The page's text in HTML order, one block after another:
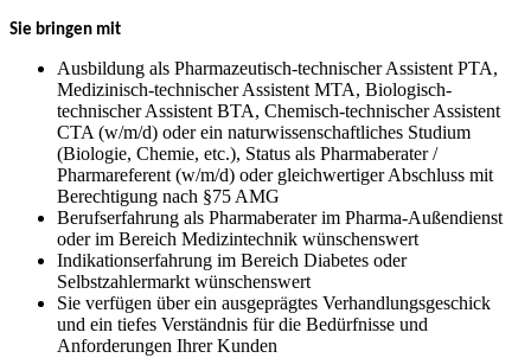
Sie bringen mit
Ausbildung als Pharmazeutisch-technischer Assistent PTA,
Medizinisch-technischer Assistent MTA, Biologisch-
technischer Assistent BTA, Chemisch-technischer Assistent
CTA (w/m/d) oder ein naturwissenschaftliches Studium
(Biologie, Chemie, etc.), Status als Pharmaberater /
Pharmareferent (w/m/d) oder gleichwertiger Abschluss mit
Berechtigung nach §75 AMG
Berufserfahrung als Pharmaberater im Pharma-Außendienst
oder im Bereich Medizintechnik wünschenswert
Indikationserfahrung im Bereich Diabetes oder
Selbstzahlermarkt wünschenswert
Sie verfügen über ein ausgeprägtes Verhandlungsgeschick
und ein tiefes Verständnis für die Bedürfnisse und
Anforderungen Ihrer Kunden